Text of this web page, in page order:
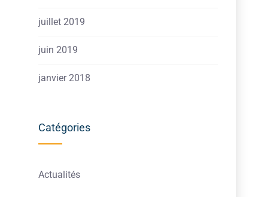
juillet 2019
juin 2019
janvier 2018
Catégories
Actualités